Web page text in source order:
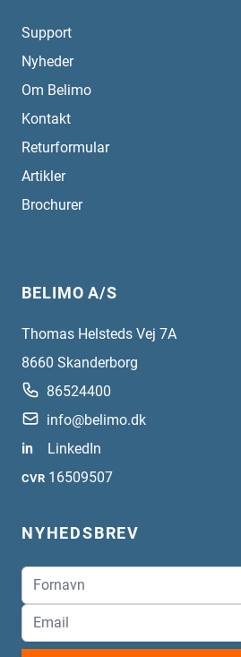
Support
Nyheder
Om Belimo
Kontakt
Returformular
Artikler
Brochurer
BELIMO A/S
Thomas Helsteds Vej 7A
8660 Skanderborg
86524400
info@belimo.dk
in
LinkedIn
CVR 16509507
NYHEDSBREV